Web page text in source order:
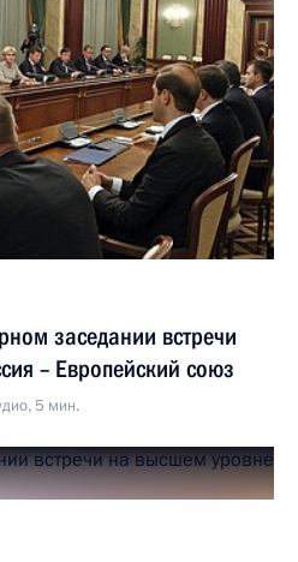
заседании встречи
– Европейский союз
5 мин.